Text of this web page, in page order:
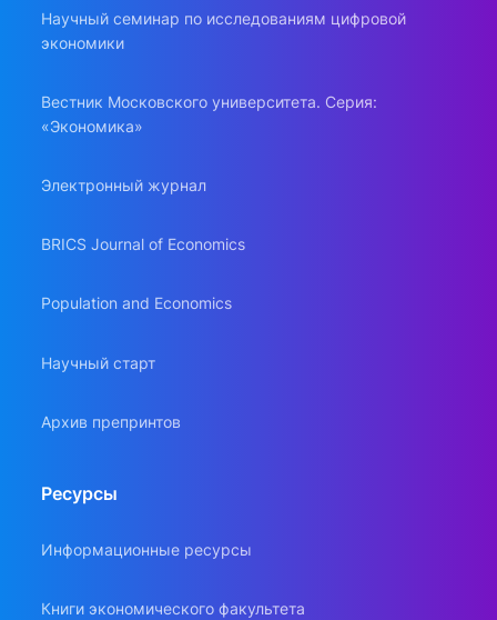
Научный семинар по исследованиям цифровой
экономики
Вестник Московского университета. Серия:
«Экономика»
Электронный журнал
BRICS Journal of Economics
Population and Economics
Научный старт
Архив препринтов
Ресурсы
Информационные ресурсы
Книги экономического факультета